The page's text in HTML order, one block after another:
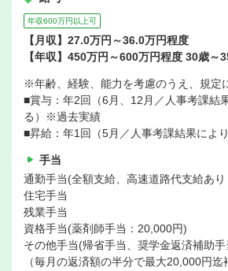
年収600万円以上可
【月収】27.0万円～36.0万円程度
【年収】450万円～600万円程度 30歳～
※年齢、経験、能力を考慮のうえ、規定
■賞与：年2回（6月、12月／人事考課結
る）※過去実績
■昇給：年1回（5月／人事考課結果によ
手当
通勤手当(全額支給、高速道路代支給あ
住宅手当
残業手当
資格手当(薬剤師手当：20,000円)
その他手当(帰省手当、奨学金返済補助
（毎月の返済額の半分で最大20,000円迄